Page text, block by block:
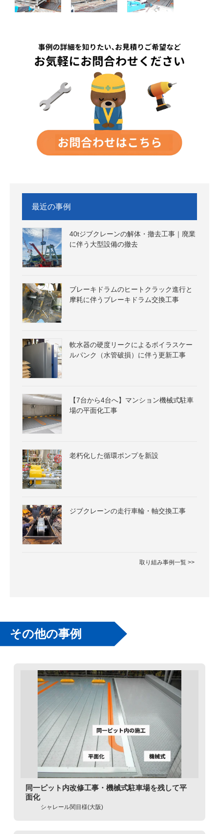
最近の事例
40tジブクレーンの解体・撤去工事｜廃業
に伴う大型設備の撤去
ブレーキドラムのヒートクラック進行と
摩耗に伴うブレーキドラム交換工事
軟水器の硬度リークによるボイラスケー
ルパンク（水管破損）に伴う更新工事
【7台から4台へ】マンション機械式駐車
場の平面化工事
老朽化した循環ポンプを新設
ジブクレーンの走行車輪・軸交換工事
取り組み事例一覧 >>
その他の事例
同一ピット内改修工事・機械式駐車場を残して平
面化
シャレール関目様(大阪)